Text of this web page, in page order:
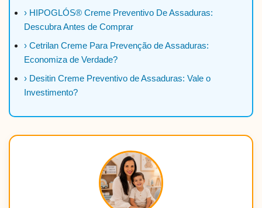
› HIPOGLÓS® Creme Preventivo De Assaduras:
Descubra Antes de Comprar
› Cetrilan Creme Para Prevenção de Assaduras:
Economiza de Verdade?
› Desitin Creme Preventivo de Assaduras: Vale o
Investimento?